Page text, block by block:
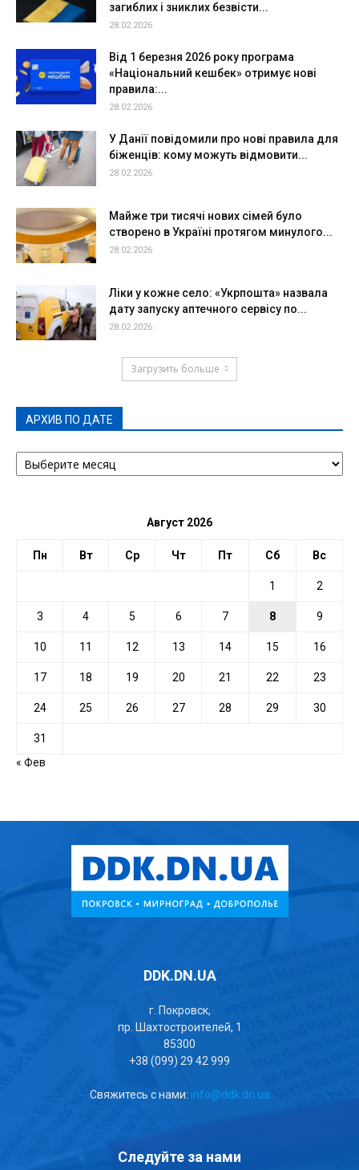
загиблих і зниклих безвісти...
28.02.2026
Від 1 березня 2026 року програма
«Національний кешбек» отримує нові
правила:...
28.02.2026
У Данії повідомили про нові правила для
біженців: кому можуть відмовити...
28.02.2026
Майже три тисячі нових сімей було
створено в Україні протягом минулого...
28.02.2026
Ліки у кожне село: «Укрпошта» назвала
дату запуску аптечного сервісу по...
28.02.2026
Загрузить больше
АРХИВ ПО ДАТЕ
АРХИВ
ПО
Август 2026
Пн Вт Ср Чт Пт Сб Вс
1 2
3 4 5 6 7 8 9
10 11 12 13 14 15 16
17 18 19 20 21 22 23
24 25 26 27 28 29 30
31
« Фев
DDK.DN.UA
г. Покровск,
пр. Шахтостроителей, 1
85300
+38 (099) 29 42 999
Свяжитесь с нами: info@ddk.dn.ua
Следуйте за нами